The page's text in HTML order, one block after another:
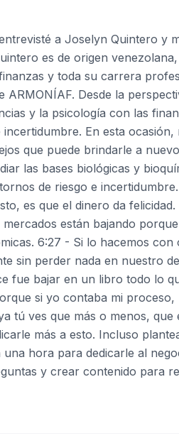
a Joselyn Quintero y
es de origen
y toda su carrera
ARMONÍAF. Desde la
y la psicología con las
En esta
que puede brindarle a
las bases biológicas y
de riesgo e
es que el dinero da
están bajando
6:27 - Si lo hacemos
sin perder nada en nuestro
fue bajar en un libro todo lo
si yo contaba mi proceso,
tú ves que más o menos, que
más a esto. Incluso
hora para dedicarle al
y crear contenido para